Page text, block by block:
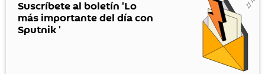
Suscríbete al boletín 'Lo
más importante del día con
Sputnik '